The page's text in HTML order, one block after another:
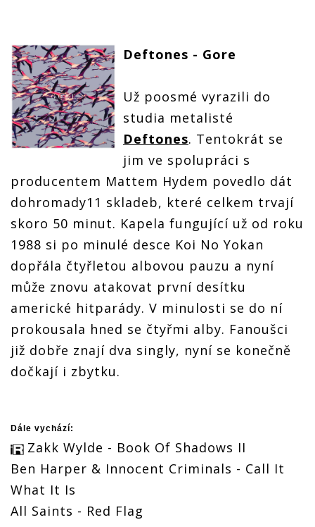
Deftones - Gore
Už poosmé vyrazili do
studia metalisté
Deftones. Tentokrát se
jim ve spolupráci s
producentem Mattem Hydem povedlo dát
dohromady11 skladeb, které celkem trvají
skoro 50 minut. Kapela fungující už od roku
1988 si po minulé desce Koi No Yokan
dopřála čtyřletou albovou pauzu a nyní
může znovu atakovat první desítku
americké hitparády. V minulosti se do ní
prokousala hned se čtyřmi alby. Fanoušci
již dobře znají dva singly, nyní se konečně
dočkají i zbytku.
Dále vychází:
Zakk Wylde - Book Of Shadows II
Ben Harper & Innocent Criminals - Call It
What It Is
All Saints - Red Flag